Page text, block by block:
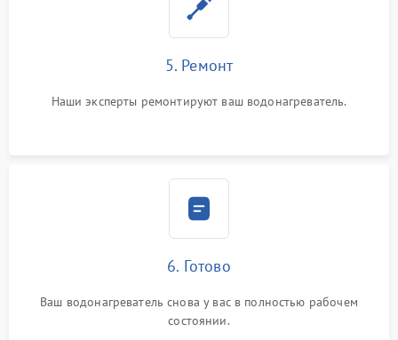
5. Ремонт
Наши эксперты ремонтируют ваш водонагреватель.
6. Готово
Ваш водонагреватель снова у вас в полностью рабочем
состоянии.